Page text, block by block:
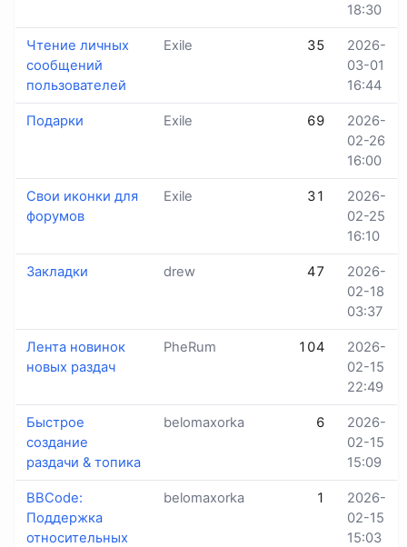
18:30
Чтение личных
сообщений
пользователей
Exile 35
2026-
03-01
16:44
Подарки Exile 69
2026-
02-26
16:00
Свои иконки для
форумов
Exile 31
2026-
02-25
16:10
Закладки drew 47
2026-
02-18
03:37
Лента новинок
новых раздач
PheRum 104
2026-
02-15
22:49
Быстрое
создание
раздачи & топика
belomaxorka 6
2026-
02-15
15:09
BBCode:
Поддержка
относительных
belomaxorka 1
2026-
02-15
15:03